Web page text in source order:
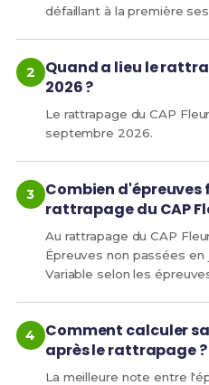
défaillant à la première
Quand a lieu le
2026 ?
Le rattrapage du CAP
septembre 2026.
Combien
rattrapage du CAP
Au rattrapage du CAP
Épreuves non passées en
Variable selon les
Comment calculer
après le rattrapage ?
La meilleure note entre